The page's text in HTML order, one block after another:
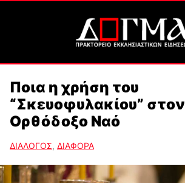
Ποια η χρήση του
“Σκευοφυλακίου” στον
Ορθόδοξο Ναό
ΔΙΑΛΟΓΟΣ, ΔΙΑΦΟΡΑ